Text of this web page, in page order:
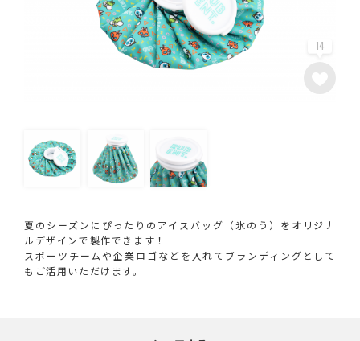
14
夏のシーズンにぴったりのアイスバッグ（氷のう）をオリジナ
ルデザインで製作できます！
スポーツチームや企業ロゴなどを入れてブランディングとして
もご活用いただけます。